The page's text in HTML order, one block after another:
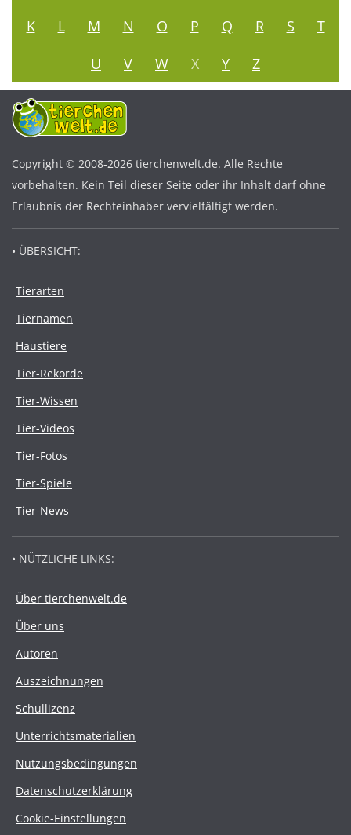
K
L M N O P Q R S
T
U
V W X Y Z
Copyright © 2008-2026 tierchenwelt.de. Alle Rechte
vorbehalten. Kein Teil dieser Seite oder ihr Inhalt darf ohne
Erlaubnis der Rechteinhaber vervielfältigt werden.
• ÜBERSICHT:
Tierarten
Tiernamen
Haustiere
Tier-Rekorde
Tier-Wissen
Tier-Videos
Tier-Fotos
Tier-Spiele
Tier-News
• NÜTZLICHE LINKS:
Über tierchenwelt.de
Über uns
Autoren
Auszeichnungen
Schullizenz
Unterrichtsmaterialien
Nutzungsbedingungen
Datenschutzerklärung
Cookie-Einstellungen